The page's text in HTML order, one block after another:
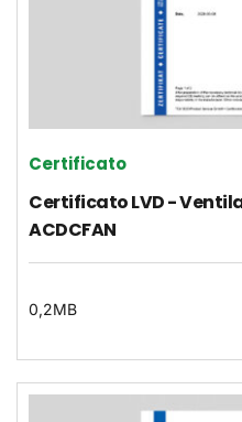
Certificato
Certificato LVD -
ACDCFAN
0,2MB